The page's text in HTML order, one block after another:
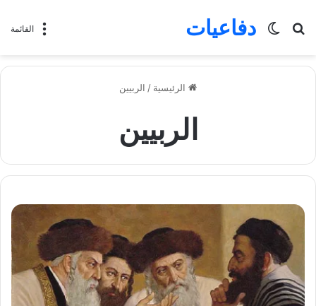
القائمة دفاعيات
بحث
الوضع
الرئيسية / الربيين
الربيين